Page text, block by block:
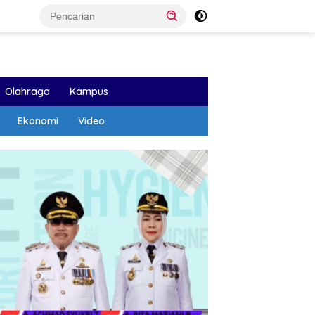
Olahraga Kampus
Ekonomi Video